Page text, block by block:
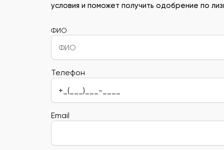
условия и поможет получить одобрение по
ФИО
Телефон
Email